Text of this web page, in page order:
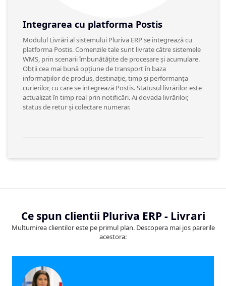
Integrarea cu platforma Postis
Modulul Livrări al sistemului Pluriva ERP se integrează cu
platforma Postis. Comenzile tale sunt livrate către sistemele
WMS, prin scenarii îmbunătățite de procesare și acumulare.
Obții cea mai bună opțiune de transport în baza
informațiilor de produs, destinație, timp și performanța
curierilor, cu care se integrează Postis. Statusul livrărilor este
actualizat în timp real prin notificări. Ai dovada livrărilor,
status de retur și colectare numerar.
Ce spun clientii Pluriva ERP - Livrari
Multumirea clientilor este pe primul plan. Descopera mai jos parerile
acestora: